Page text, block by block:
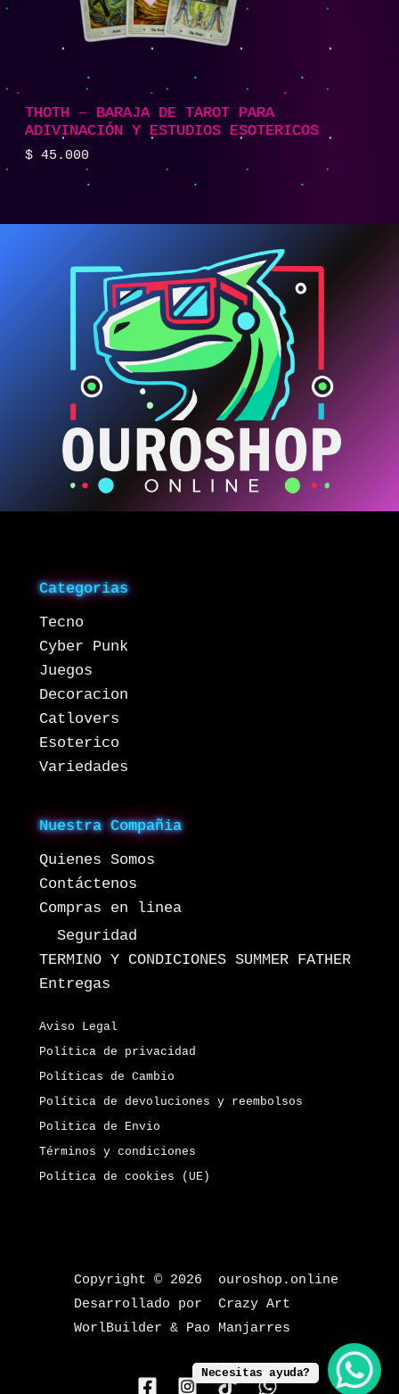
THOTH – BARAJA DE TAROT PARA
ADIVINACIÓN Y ESTUDIOS ESOTERICOS
$ 45.000
Categorias
Tecno
Cyber Punk
Juegos
Decoracion
Catlovers
Esoterico
Variedades
Nuestra Compañia
Quienes Somos
Contáctenos
Compras en linea
Seguridad
TERMINO Y CONDICIONES SUMMER FATHER
Entregas
Aviso Legal
Política de privacidad
Políticas de Cambio
Política de devoluciones y reembolsos
Politica de Envio
Términos y condiciones
Política de cookies (UE)
Copyright © 2026 ouroshop.online
Desarrollado por Crazy Art
WorlBuilder & Pao Manjarres
Necesitas ayuda?